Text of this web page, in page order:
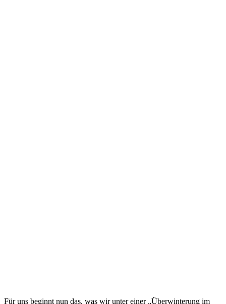
Für uns beginnt nun das, was wir unter einer „Überwinterung im